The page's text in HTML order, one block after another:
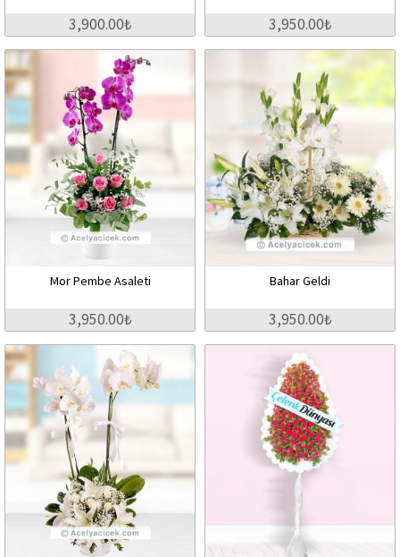
3,900.00₺ 3,950.00₺
Mor Pembe Asaleti
3,950.00₺
Bahar Geldi
3,950.00₺